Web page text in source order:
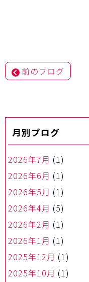
投
稿
ナ
ー
シ
ョ
ン
前のブログ
月別ブログ
2026年7月 (1)
2026年6月 (1)
2026年5月 (1)
2026年4月 (5)
2026年2月 (1)
2026年1月 (1)
2025年12月 (1)
2025年10月 (1)